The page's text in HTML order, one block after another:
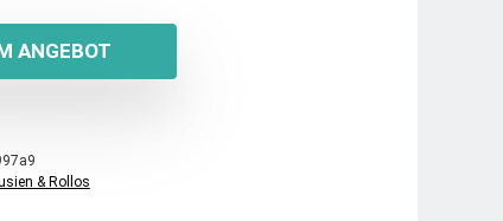
ANGEBOT
& Rollos